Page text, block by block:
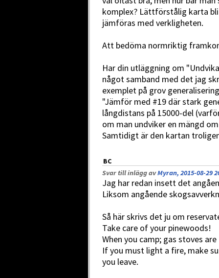
komplex? Lättförstålig karta
jämföras med verkligheten.
Att bedöma normriktig
Har din utläggning om
något samband med det jag
exemplet på grov
"Jämför med #19 där stark
långdistans på 15000-del
om man undviker en mängd
Samtidigt är den kartan
BC
Svar till inlägg avMyran, 2015-08-29
Jag har redan insett det
Liksom angående
Så här skrivs det ju om
Take care of your pinewoods!
When you camp; gas stoves
If you must light a fire, make
you leave.